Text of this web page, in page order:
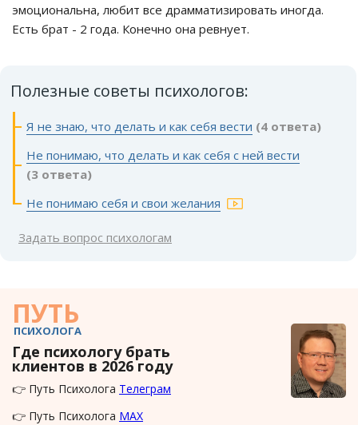
эмоциональна, любит все драмматизировать иногда.
Есть брат - 2 года. Конечно она ревнует.
Полезные советы психологов:
Я не знаю, что делать и как себя вести (4 ответа)
Не понимаю, что делать и как себя с ней вести
(3 ответа)
Не понимаю себя и свои желания
Задать вопрос психологам
ПУТЬ
ПСИХОЛОГА
Где психологу брать
клиентов в 2026 году
👉 Путь Психолога Телеграм
👉 Путь Психолога MAX